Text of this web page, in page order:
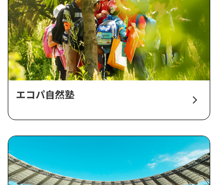
エコパ自然塾